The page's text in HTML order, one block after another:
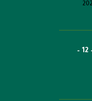
ص.ب: 6351 جدة الرمز 21442 هاتف 6722269 – 12 – 00966 هاتف : 6721121 – 12 – 00966 فاكس : 6722600 – 12 –